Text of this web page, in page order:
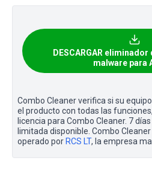
DESCARGAR
malware para
Combo Cleaner verifica si su
el producto con todas las
licencia para Combo Cleaner. 7
limitada disponible. Combo
operado por RCS LT, la empresa